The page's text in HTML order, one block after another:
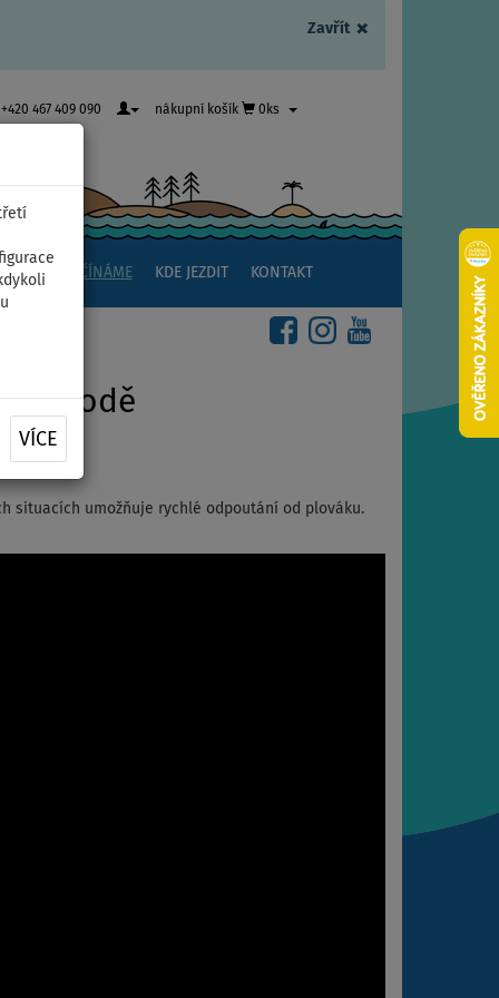
Zavřít ×
VÍCE
+420 467 409 090 nákupní košík 0ks
ZAČÍNÁME KDE JEZDIT KONTAKT
vodě
situacích umožňuje rychlé odpoutání od plováku.